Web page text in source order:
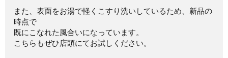
また、表面をお湯で軽くこすり洗いしているため、新品の
時点で
既にこなれた風合いになっています。
こちらもぜひ店頭にてお試しください。